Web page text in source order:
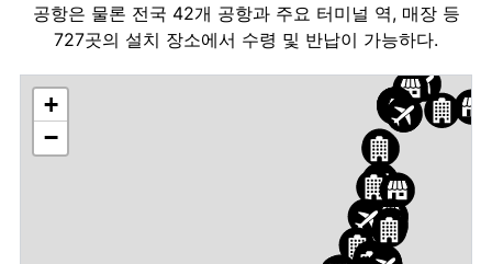
공항은 물론 전국 42개 공항과 주요 터미널 역, 매장 등
727곳의 설치 장소에서 수령 및 반납이 가능하다.
+
−